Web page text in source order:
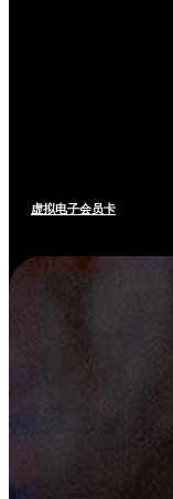
虚拟电子会员卡